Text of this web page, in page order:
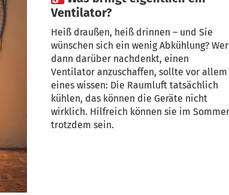
Ventilator?
Heiß draußen, heiß drinnen – und Sie
wünschen sich ein wenig Abkühlung? Wer
dann darüber nachdenkt, einen
Ventilator anzuschaffen, sollte vor allem
eines wissen: Die Raumluft tatsächlich
kühlen, das können die Geräte nicht
wirklich. Hilfreich können sie im Sommer
trotzdem sein.